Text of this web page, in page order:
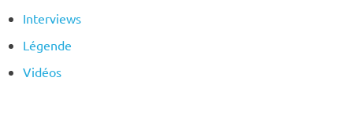
Interviews
Légende
Vidéos